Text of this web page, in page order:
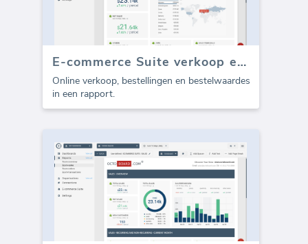
E-commerce Suite verkoop en bestellingen (Rapport)
Online verkoop, bestellingen en bestelwaardes
in een rapport.